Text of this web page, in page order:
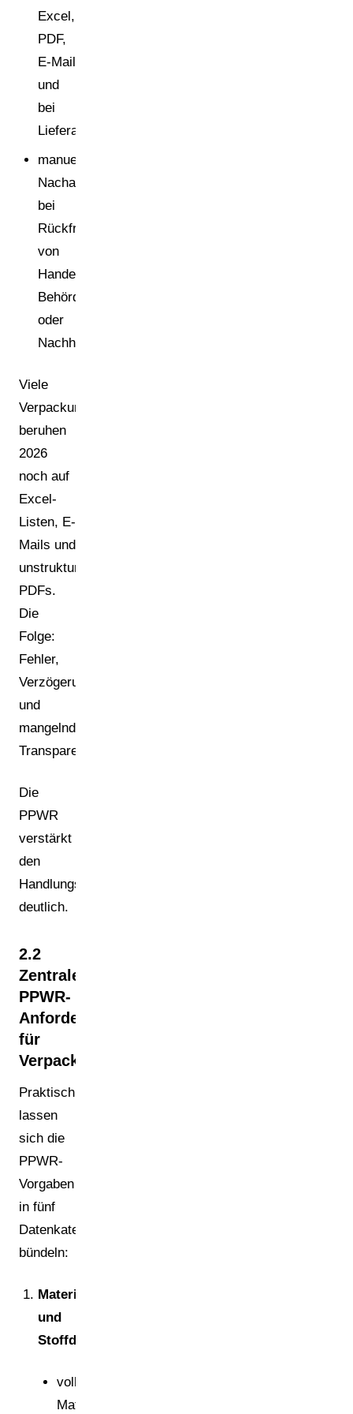
Excel,
PDF,
E-Mail
und
bei
Lieferanten
manuelles
Nacharbeiten
bei
Rückfragen
von
Handel,
Behörden
oder
Nachhaltigkeitsteams
Viele
Verpackungsprozesse
beruhen
2026
noch auf
Excel-
Listen, E-
Mails und
unstrukturierten
PDFs.
Die
Folge:
Fehler,
Verzögerungen
und
mangelnde
Transparenz.
Die
PPWR
verstärkt
den
Handlungsdruck
deutlich.
2.2
Zentrale
PPWR-
Anforderungen
für
Verpackungsdaten
Praktisch
lassen
sich die
PPWR-
Vorgaben
in fünf
Datenkategorien
bündeln:
Material-
und
Stoffdaten
vollständige
Materialzusammensetzung,